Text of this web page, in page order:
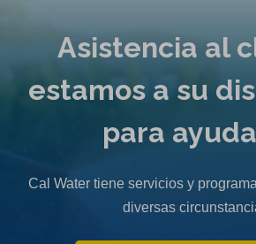
Asistencia al
estamos a su
para
Cal Water tiene servicios y
diversas